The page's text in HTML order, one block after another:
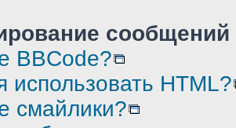
BBCode?
использовать HTML?
смайлики?